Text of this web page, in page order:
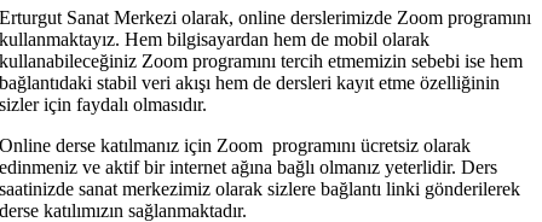
Erturgut Sanat Merkezi olarak, online derslerimizde Zoom programını
kullanmaktayız. Hem bilgisayardan hem de mobil olarak
kullanabileceğiniz Zoom programını tercih etmemizin sebebi ise hem
bağlantıdaki stabil veri akışı hem de dersleri kayıt etme özelliğinin
sizler için faydalı olmasıdır.
Online derse katılmanız için Zoom programını ücretsiz olarak
edinmeniz ve aktif bir internet ağına bağlı olmanız yeterlidir. Ders
saatinizde sanat merkezimiz olarak sizlere bağlantı linki gönderilerek
derse katılımızın sağlanmaktadır.